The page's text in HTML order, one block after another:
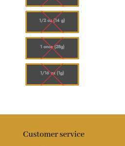
1/2 oz (14 g)
1 once (28g)
1/16 oz (1g)
Customer service